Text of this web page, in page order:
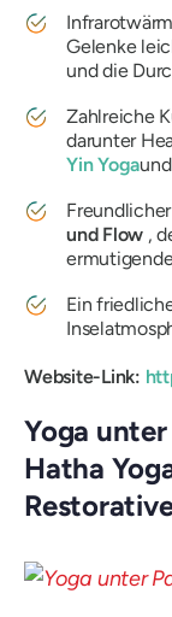
Gelenke
und die
Zahlreiche
darunter
Yin Yoga
Freundlicher
und Flow ,
Ein
Website-Link:
Yoga
Hatha